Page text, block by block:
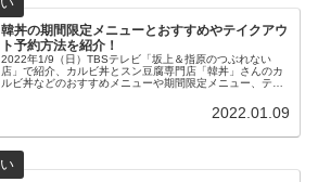
韓丼の期間限定メニューとおすすめやテイクアウ
ト予約方法を紹介！
2022年1/9（日）TBSテレビ「坂上＆指原のつぶれない
店」で紹介、カルビ丼とスン豆腐専門店「韓丼」さんのカ
ルビ丼などのおすすめメニューや期間限定メニュー、テイ
2022.01.09